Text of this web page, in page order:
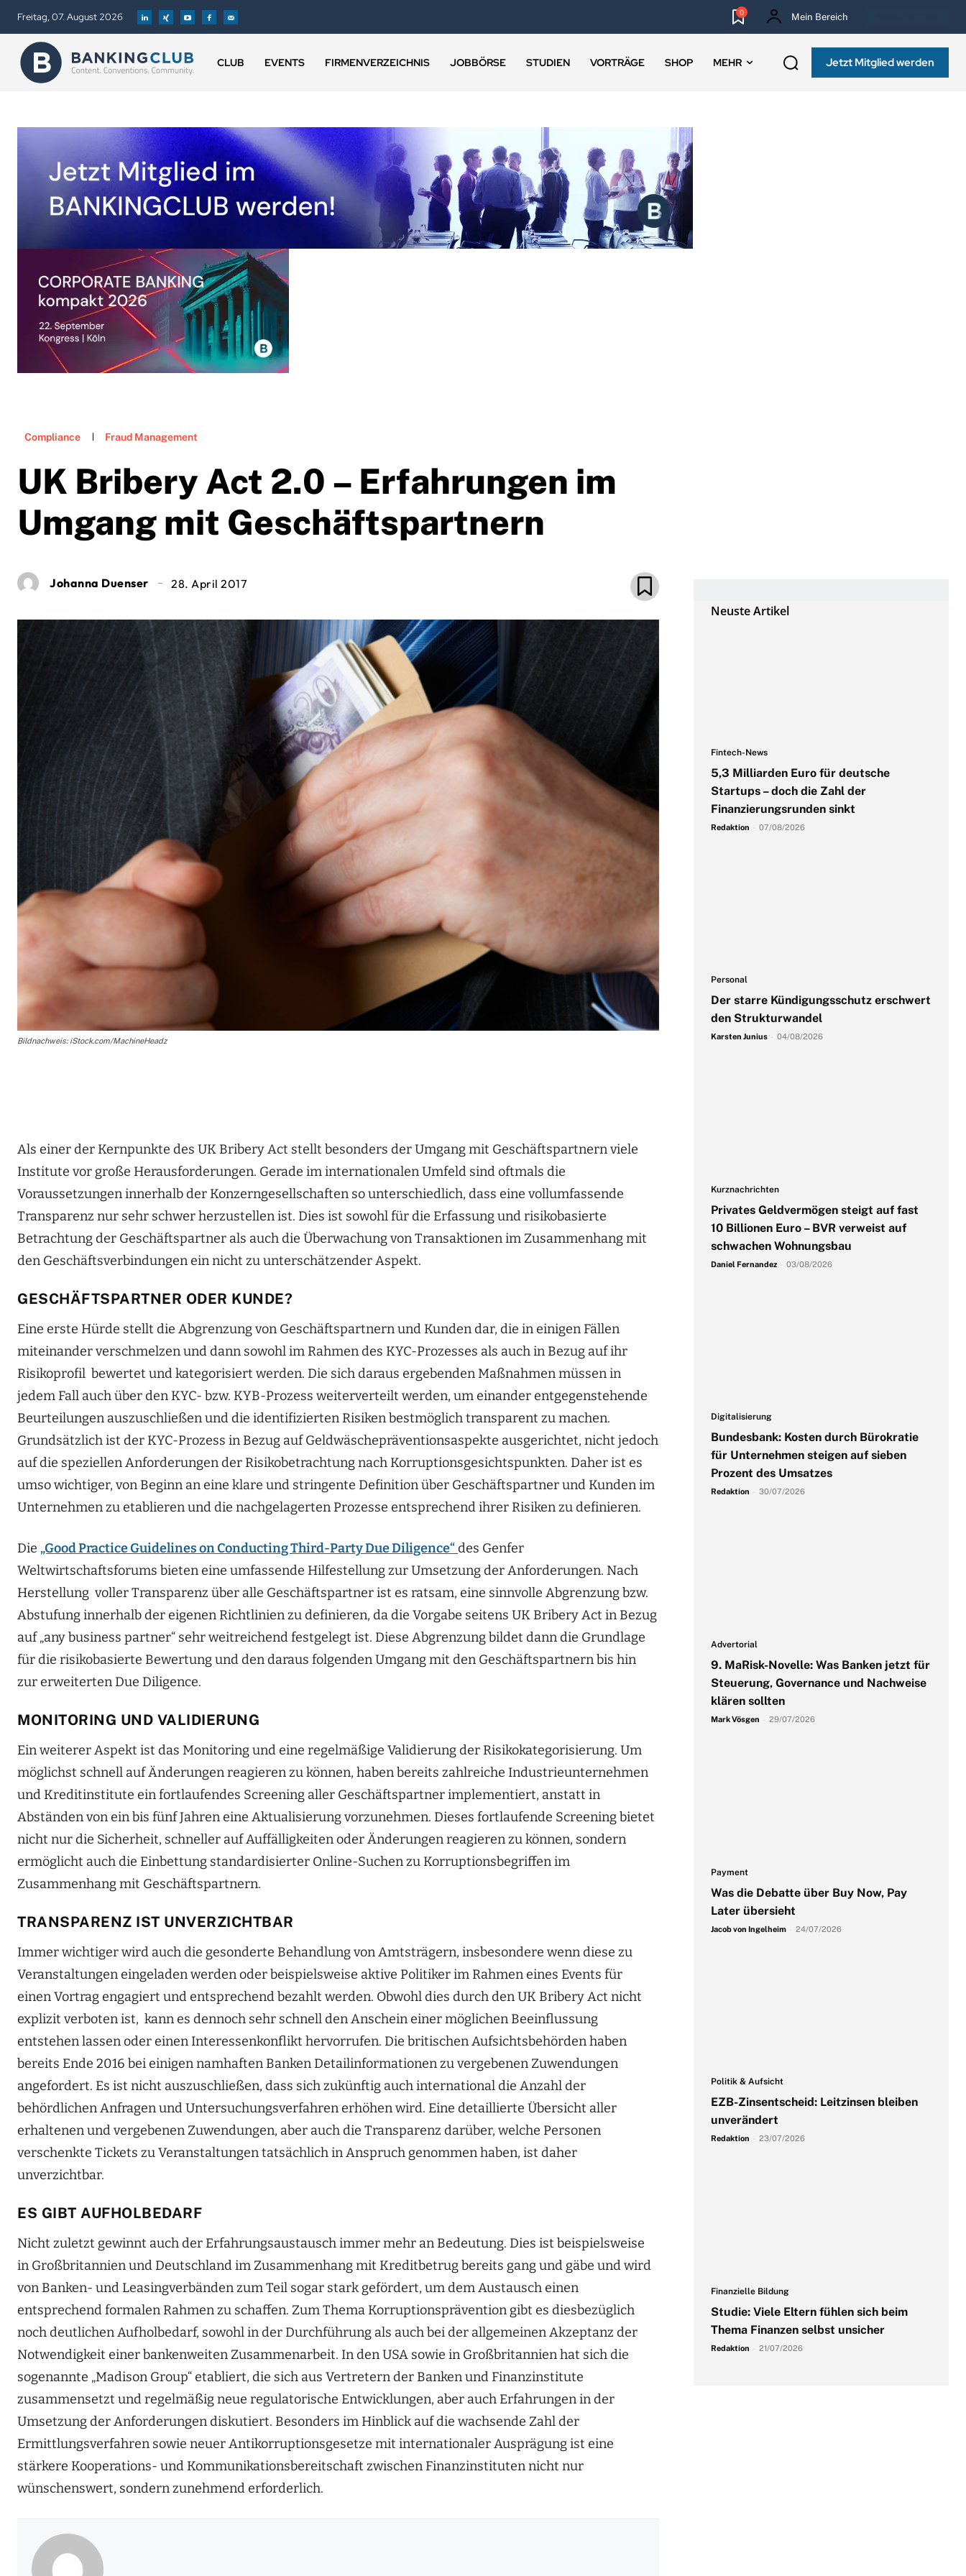
Freitag, 07. August 2026 0 Mein Bereich
CLUB EVENTS FIRMENVERZEICHNIS JOBBÖRSE STUDIEN VORTRÄGE SHOP MEHR Jetzt Mitglied werden
Compliance Fraud Management
UK Bribery Act 2.0 – Erfahrungen im
Umgang mit Geschäftspartnern
Johanna Duenser 28. April 2017
Bildnachweis: iStock.com/MachineHeadz
Als einer der Kernpunkte des UK Bribery Act stellt besonders der Umgang mit Geschäftspartnern viele
Institute vor große Herausforderungen. Gerade im internationalen Umfeld sind oftmals die
Voraussetzungen innerhalb der Konzerngesellschaften so unterschiedlich, dass eine vollumfassende
Transparenz nur sehr schwer herzustellen ist. Dies ist sowohl für die Erfassung und risikobasierte
Betrachtung der Geschäftspartner als auch die Überwachung von Transaktionen im Zusammenhang mit
den Geschäftsverbindungen ein nicht zu unterschätzender Aspekt.
GESCHÄFTSPARTNER ODER KUNDE?
Eine erste Hürde stellt die Abgrenzung von Geschäftspartnern und Kunden dar, die in einigen Fällen
miteinander verschmelzen und dann sowohl im Rahmen des KYC-Prozesses als auch in Bezug auf ihr
Risikoprofil bewertet und kategorisiert werden. Die sich daraus ergebenden Maßnahmen müssen in
jedem Fall auch über den KYC- bzw. KYB-Prozess weiterverteilt werden, um einander entgegenstehende
Beurteilungen auszuschließen und die identifizierten Risiken bestmöglich transparent zu machen.
Grundsätzlich ist der KYC-Prozess in Bezug auf Geldwäschepräventionsaspekte ausgerichtet, nicht jedoch
auf die speziellen Anforderungen der Risikobetrachtung nach Korruptionsgesichtspunkten. Daher ist es
umso wichtiger, von Beginn an eine klare und stringente Definition über Geschäftspartner und Kunden im
Unternehmen zu etablieren und die nachgelagerten Prozesse entsprechend ihrer Risiken zu definieren.
Die „Good Practice Guidelines on Conducting Third-Party Due Diligence“des Genfer
Weltwirtschaftsforums bieten eine umfassende Hilfestellung zur Umsetzung der Anforderungen. Nach
Herstellung voller Transparenz über alle Geschäftspartner ist es ratsam, eine sinnvolle Abgrenzung bzw.
Abstufung innerhalb der eigenen Richtlinien zu definieren, da die Vorgabe seitens UK Bribery Act in Bezug
auf „any business partner“ sehr weitreichend festgelegt ist. Diese Abgrenzung bildet dann die Grundlage
für die risikobasierte Bewertung und den daraus folgenden Umgang mit den Geschäftspartnern bis hin
zur erweiterten Due Diligence.
MONITORING UND VALIDIERUNG
Ein weiterer Aspekt ist das Monitoring und eine regelmäßige Validierung der Risikokategorisierung. Um
möglichst schnell auf Änderungen reagieren zu können, haben bereits zahlreiche Industrieunternehmen
und Kreditinstitute ein fortlaufendes Screening aller Geschäftspartner implementiert, anstatt in
Abständen von ein bis fünf Jahren eine Aktualisierung vorzunehmen. Dieses fortlaufende Screening bietet
nicht nur die Sicherheit, schneller auf Auffälligkeiten oder Änderungen reagieren zu können, sondern
ermöglicht auch die Einbettung standardisierter Online-Suchen zu Korruptionsbegriffen im
Zusammenhang mit Geschäftspartnern.
TRANSPARENZ IST UNVERZICHTBAR
Immer wichtiger wird auch die gesonderte Behandlung von Amtsträgern, insbesondere wenn diese zu
Veranstaltungen eingeladen werden oder beispielsweise aktive Politiker im Rahmen eines Events für
einen Vortrag engagiert und entsprechend bezahlt werden. Obwohl dies durch den UK Bribery Act nicht
explizit verboten ist, kann es dennoch sehr schnell den Anschein einer möglichen Beeinflussung
entstehen lassen oder einen Interessenkonflikt hervorrufen. Die britischen Aufsichtsbehörden haben
bereits Ende 2016 bei einigen namhaften Banken Detailinformationen zu vergebenen Zuwendungen
angefordert. Es ist nicht auszuschließen, dass sich zukünftig auch international die Anzahl der
behördlichen Anfragen und Untersuchungsverfahren erhöhen wird. Eine detaillierte Übersicht aller
erhaltenen und vergebenen Zuwendungen, aber auch die Transparenz darüber, welche Personen
verschenkte Tickets zu Veranstaltungen tatsächlich in Anspruch genommen haben, ist daher
unverzichtbar.
ES GIBT AUFHOLBEDARF
Nicht zuletzt gewinnt auch der Erfahrungsaustausch immer mehr an Bedeutung. Dies ist beispielsweise
in Großbritannien und Deutschland im Zusammenhang mit Kreditbetrug bereits gang und gäbe und wird
von Banken- und Leasingverbänden zum Teil sogar stark gefördert, um dem Austausch einen
entsprechend formalen Rahmen zu schaffen. Zum Thema Korruptionsprävention gibt es diesbezüglich
noch deutlichen Aufholbedarf, sowohl in der Durchführung als auch bei der allgemeinen Akzeptanz der
Notwendigkeit einer bankenweiten Zusammenarbeit. In den USA sowie in Großbritannien hat sich die
sogenannte „Madison Group“ etabliert, die sich aus Vertretern der Banken und Finanzinstitute
zusammensetzt und regelmäßig neue regulatorische Entwicklungen, aber auch Erfahrungen in der
Umsetzung der Anforderungen diskutiert. Besonders im Hinblick auf die wachsende Zahl der
Ermittlungsverfahren sowie neuer Antikorruptionsgesetze mit internationaler Ausprägung ist eine
stärkere Kooperations- und Kommunikationsbereitschaft zwischen Finanzinstituten nicht nur
wünschenswert, sondern zunehmend erforderlich.
Neuste Artikel
Fintech-News
5,3 Milliarden Euro für deutsche
Startups – doch die Zahl der
Finanzierungsrunden sinkt
Redaktion 07/08/2026
Personal
Der starre Kündigungsschutz erschwert
den Strukturwandel
Karsten Junius 04/08/2026
Kurznachrichten
Privates Geldvermögen steigt auf fast
10 Billionen Euro – BVR verweist auf
schwachen Wohnungsbau
Daniel Fernandez 03/08/2026
Digitalisierung
Bundesbank: Kosten durch Bürokratie
für Unternehmen steigen auf sieben
Prozent des Umsatzes
Redaktion 30/07/2026
Advertorial
9. MaRisk-Novelle: Was Banken jetzt für
Steuerung, Governance und Nachweise
klären sollten
Mark Vösgen 29/07/2026
Payment
Was die Debatte über Buy Now, Pay
Later übersieht
Jacob von Ingelheim 24/07/2026
Politik & Aufsicht
EZB-Zinsentscheid: Leitzinsen bleiben
unverändert
Redaktion 23/07/2026
Finanzielle Bildung
Studie: Viele Eltern fühlen sich beim
Thema Finanzen selbst unsicher
Redaktion 21/07/2026